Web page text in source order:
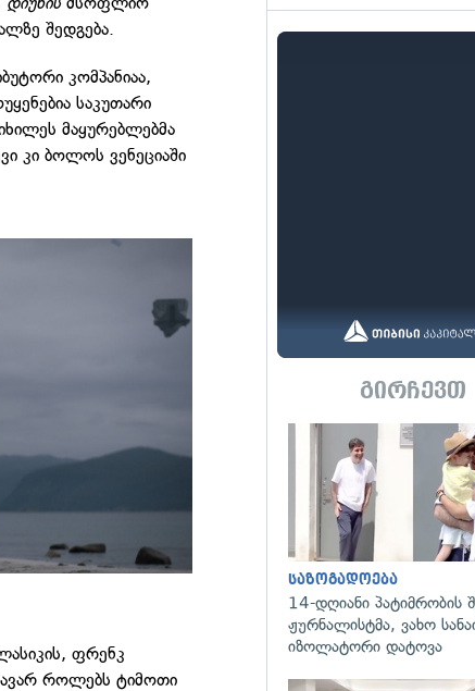
შედგება.
კომპანიაა,
საკუთარი
მაყურებლებმა
კი ბოლოს ვენეციაში
ფრენკ
როლებს ტიმოთი
გირჩევთ
საზოგადოება
14-დღიანი პატიმრობის
ჟურნალისტმა, ვახო
იზოლატორი დატოვა